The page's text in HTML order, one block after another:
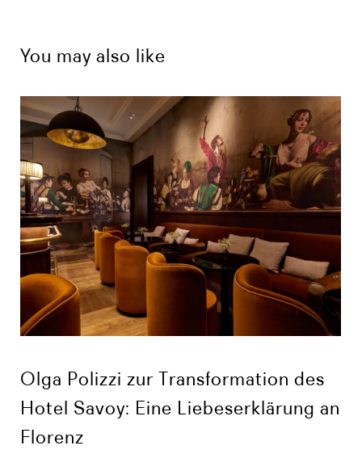
You may also like
Olga Polizzi zur Transformation des
Hotel Savoy: Eine Liebeserklärung an
Florenz